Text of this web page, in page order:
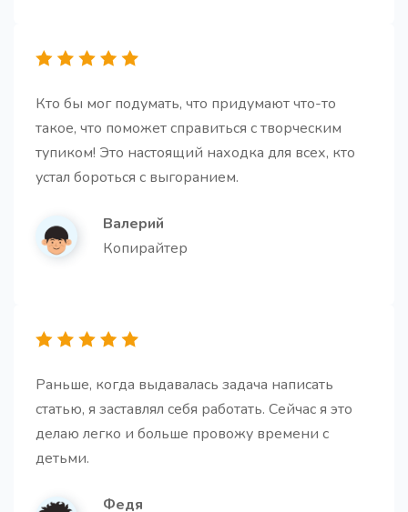
Идеи для email-рассылок
10 креативных идей для email-рассылок,
адаптированных под ваш бизнес, ЦА и цели, с
каждой рассылки
Получите идеи для ваших будущих статей
Кто бы мог подумать, что придумают что-то
такое, что поможет справиться с творческим
тупиком! Это настоящий находка для всех, кто
устал бороться с выгоранием.
Валерий
Копирайтер
Раньше, когда выдавалась задача написать
статью, я заставлял себя работать. Сейчас я это
делаю легко и больше провожу времени с
детьми.
Федя